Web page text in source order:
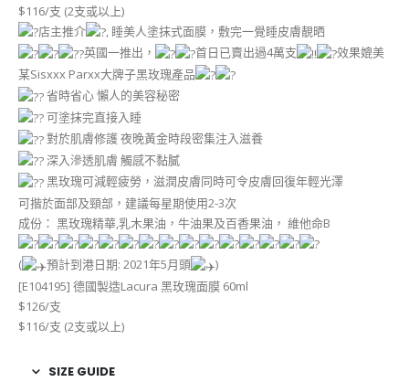
$116/支 (2支或以上)
店主推介
, 睡美人塗抹式面膜，敷完一覺睡皮膚靚晒
英國一推出，
首日已賣出過4萬支
效果媲美
某Sisxxx Parxx大牌子黑玫瑰產品
省時省心 懶人的美容秘密
可塗抹完直接入睡
對於肌膚修護 夜晚黃金時段密集注入滋養
深入滲透肌膚 觸感不黏膩
黑玫瑰可減輕疲勞，滋潤皮膚同時可令皮膚回復年輕光澤
可揩於面部及頸部，建議每星期使用2-3次
成份： 黑玫瑰精華,乳木果油，牛油果及百香果油， 維他命B
( 預計到港日期: 2021年5月頭
)
[E104195] 德國製造Lacura 黑玫瑰面膜 60ml
$126/支
$116/支 (2支或以上)
SIZE GUIDE